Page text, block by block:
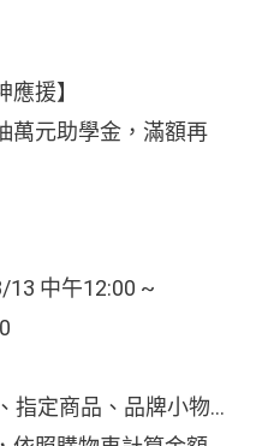
應援】
萬元助學金，滿額再
13 中午12:00 ~
指定商品、品牌小物…